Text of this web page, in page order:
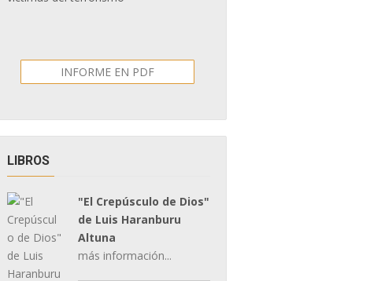
INFORME EN PDF
LIBROS
"El Crepúsculo de Dios"
de Luis Haranburu
Altuna
más información...